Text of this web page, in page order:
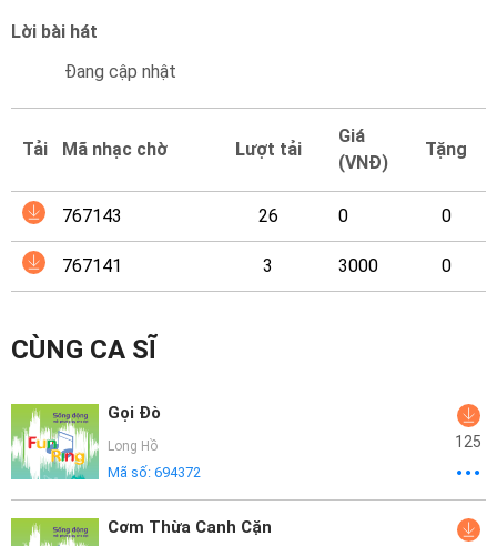
Nghệ
Mại
Hướng
Dẫn
Doanh
Lời bài hát
Đang cập nhật
Tải Mã nhạc chờ Lượt tải
Giá
(VNĐ)
Tặng
767143 26 0 0
767141 3 3000 0
CÙNG CA SĨ
Gọi Đò
Long Hồ
Mã số: 694372
125
Cơm Thừa Canh Cặn